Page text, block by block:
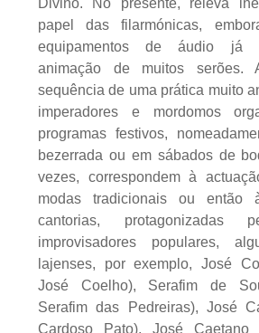
papel das filarmónicas,
equipamentos de áudio já
animação de muitos serões.
sequência de uma prática muito
imperadores e mordomos
programas festivos,
bezerrada ou em sábados de
vezes, correspondem à
modas tradicionais ou então
cantorias, protagonizadas
improvisadores populares,
lajenses, por exemplo, José
José Coelho), Serafim de
Serafim das Pedreiras), José
Cardoso Pato), José